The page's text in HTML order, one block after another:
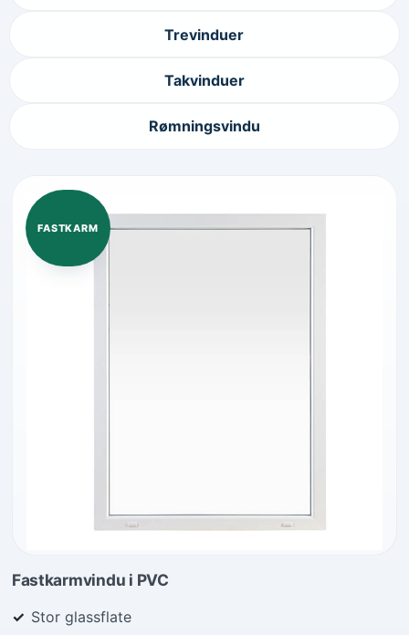
Trevinduer
Takvinduer
Rømningsvindu
FASTKARM
Fastkarmvindu i PVC
Stor glassflate